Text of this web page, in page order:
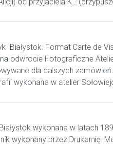
Białystok. Format Carte de
odwrocie Fotograficzne
dla dalszych
wykonana w atelier
wykonana w latach
wykonany przez Drukarnię